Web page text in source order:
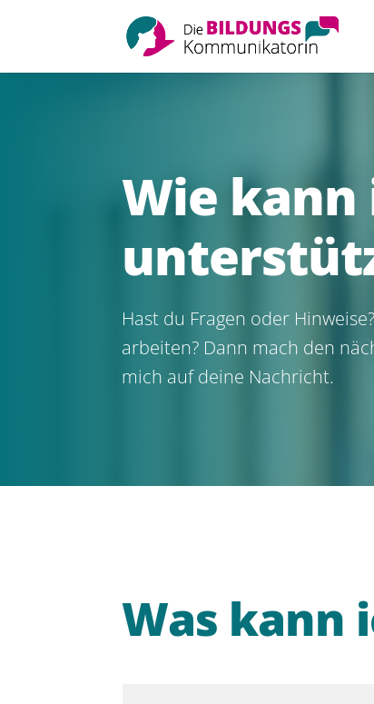
Wie kann
Hast du Fragen oder
arbeiten? Dann mach den
mich auf deine Nachricht.
Was kann